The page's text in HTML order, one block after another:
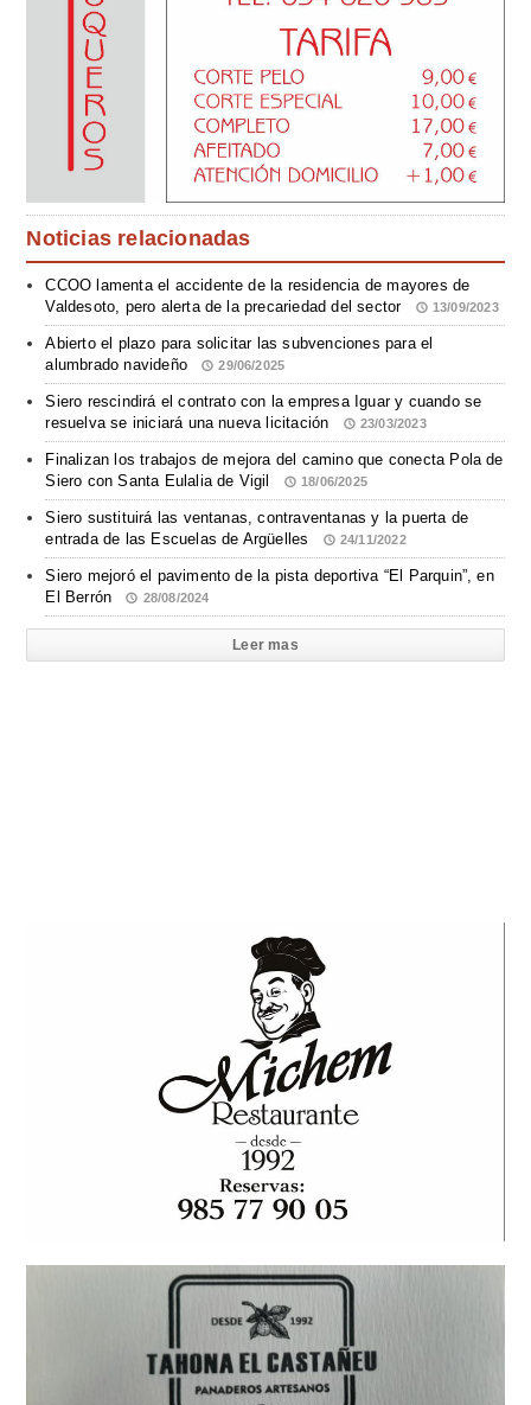
Noticias relacionadas
CCOO lamenta el accidente de la residencia de mayores de
Valdesoto, pero alerta de la precariedad del sector
13/09/2023
Abierto el plazo para solicitar las subvenciones para el
alumbrado navideño
29/06/2025
Siero rescindirá el contrato con la empresa Iguar y cuando se
resuelva se iniciará una nueva licitación
23/03/2023
Finalizan los trabajos de mejora del camino que conecta Pola de
Siero con Santa Eulalia de Vigil
18/06/2025
Siero sustituirá las ventanas, contraventanas y la puerta de
entrada de las Escuelas de Argüelles
24/11/2022
Siero mejoró el pavimento de la pista deportiva “El Parquin”, en
El Berrón
28/08/2024
Leer mas